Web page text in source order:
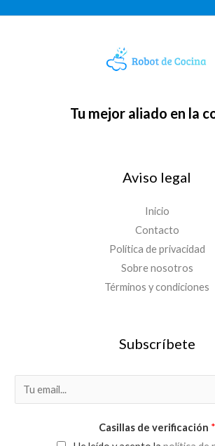
Tu mejor aliado en la
Aviso legal
Inicio
Contacto
Política de privacidad
Sobre nosotros
Términos y condiciones
Subscríbete
m
Casillas de verificación *